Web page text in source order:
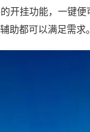
开挂功能，一键
助都可以满足需求。